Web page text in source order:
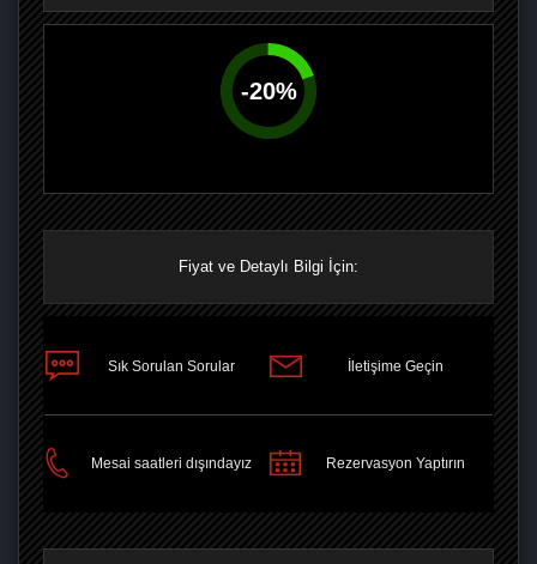
-20%
Fiyat ve Detaylı Bilgi İçin:
Sık Sorulan Sorular İletişime Geçin
Mesai saatleri dışındayız Rezervasyon Yaptırın